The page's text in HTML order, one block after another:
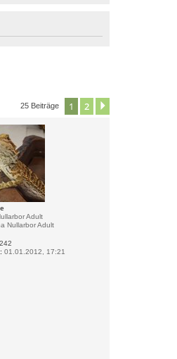
25 Beiträge 1 2
Adult
242
01.01.2012, 17:21